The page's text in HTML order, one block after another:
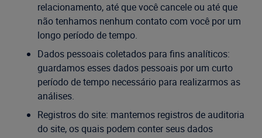
relacionamento, até que você cancele ou até que
não tenhamos nenhum contato com você por um
longo período de tempo.
Dados pessoais coletados para fins analíticos:
guardamos esses dados pessoais por um curto
período de tempo necessário para realizarmos as
análises.
Registros do site: mantemos registros de auditoria
do site, os quais podem conter seus dados